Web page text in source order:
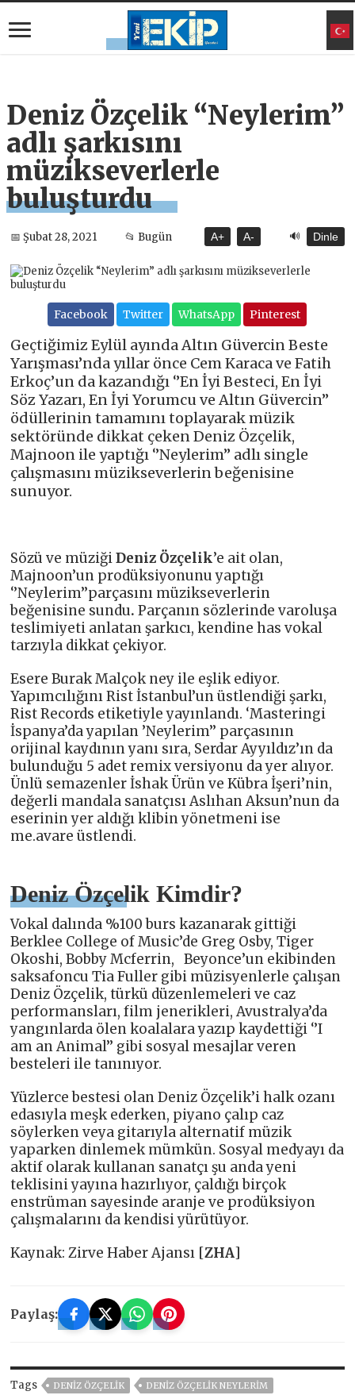
Deniz Özçelik “Neylerim”
adlı şarkısını
müzikseverlerle
buluşturdu
📅 Şubat 28, 2021 📂 Bugün A+ A- 🔊 Dinle
Facebook Twitter WhatsApp Pinterest
Geçtiğimiz Eylül ayında Altın Güvercin Beste
Yarışması’nda yıllar önce Cem Karaca ve Fatih
Erkoç’un da kazandığı ‘’En İyi Besteci, En İyi
Söz Yazarı, En İyi Yorumcu ve Altın Güvercin’’
ödüllerinin tamamını toplayarak müzik
sektöründe dikkat çeken Deniz Özçelik,
Majnoon ile yaptığı ‘’Neylerim’’ adlı single
çalışmasını müzikseverlerin beğenisine
sunuyor.
Sözü ve müziğiDeniz Özçelik’e ait olan,
Majnoon’un prodüksiyonunu yaptığı
‘’Neylerim’’parçasını müzikseverlerin
beğenisine sundu.Parçanın sözlerinde varoluşa
teslimiyeti anlatan şarkıcı, kendine has vokal
tarzıyla dikkat çekiyor.
Esere Burak Malçok ney ile eşlik ediyor.
Yapımcılığını Rist İstanbul’un üstlendiği şarkı,
Rist Records etiketiyle yayınlandı. ‘Masteringi
İspanya’da yapılan ’Neylerim’’ parçasının
orijinal kaydının yanı sıra, Serdar Ayyıldız’ın da
bulunduğu 5 adet remix versiyonu da yer alıyor.
Ünlü semazenler İshak Ürün ve Kübra İşeri’nin,
değerli mandala sanatçısı Aslıhan Aksun’nun da
eserinin yer aldığı klibin yönetmeni ise
me.avare üstlendi.
Deniz Özçelik Kimdir?
Vokal dalında %100 burs kazanarak gittiği
Berklee College of Music’de Greg Osby, Tiger
Okoshi, Bobby Mcferrin, Beyonce’un ekibinden
saksafoncu Tia Fuller gibi müzisyenlerle çalışan
Deniz Özçelik, türkü düzenlemeleri ve caz
performansları, film jenerikleri, Avustralya’da
yangınlarda ölen koalalara yazıp kaydettiği ‘’I
am an Animal’’ gibi sosyal mesajlar veren
besteleri ile tanınıyor.
Yüzlerce bestesi olan Deniz Özçelik’i halk ozanı
edasıyla meşk ederken, piyano çalıp caz
söylerken veya gitarıyla alternatif müzik
yaparken dinlemek mümkün. Sosyal medyayı da
aktif olarak kullanan sanatçı şu anda yeni
teklisini yayına hazırlıyor, çaldığı birçok
enstrüman sayesinde aranje ve prodüksiyon
çalışmalarını da kendisi yürütüyor.
Kaynak: Zirve Haber Ajansı [ZHA]
Paylaş:
Tags DENIZ ÖZÇELIK DENIZ ÖZÇELIK NEYLERIM